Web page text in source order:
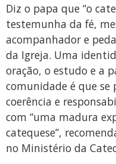
Diz o papa que “o
testemunha da fé,
acompanhador e
da Igreja. Uma
oração, o estudo e a
comunidade é que se
coerência e
com “uma madura
catequese”,
no Ministério da